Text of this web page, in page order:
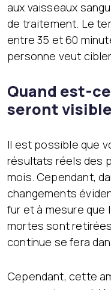
aux vaisseaux
de traitement. Le
entre 35 et 60
personne veut cibler.
Quand est-
seront
Il est possible que
résultats réels des
mois. Cependant,
changements
fur et à mesure que
mortes sont
continue se fera
Cependant, cette